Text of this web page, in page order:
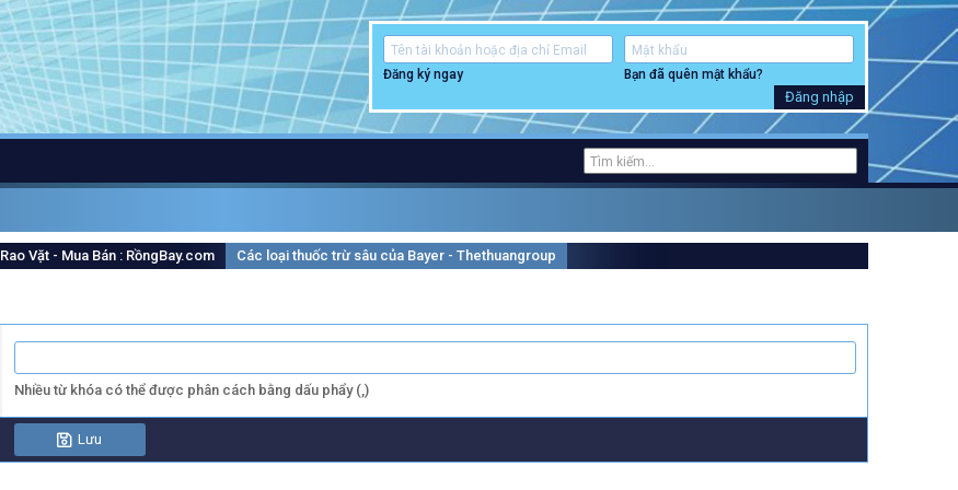
Đăng ký ngay Bạn đã quên mật khẩu?
Đăng nhập
Rao Vặt - Mua Bán : RồngBay.com Các loại thuốc trừ sâu của Bayer - Thethuangroup
Nhiều từ khóa có thể được phân cách bằng dấu phẩy (,)
Lưu